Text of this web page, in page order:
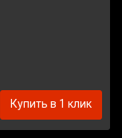
Купить в 1 клик